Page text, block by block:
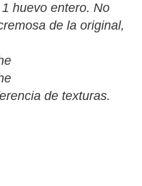
huevo entero. No
de la original,
de texturas.